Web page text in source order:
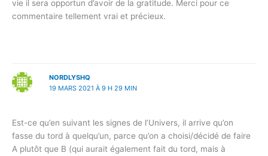
vie il sera opportun d’avoir de la gratitude. Merci pour ce
commentaire tellement vrai et précieux.
NORDLYSHQ
19 MARS 2021 À 9 H 29 MIN
Est-ce qu’en suivant les signes de l’Univers, il arrive qu’on
fasse du tord à quelqu’un, parce qu’on a choisi/décidé de faire
A plutôt que B (qui aurait également fait du tord, mais à